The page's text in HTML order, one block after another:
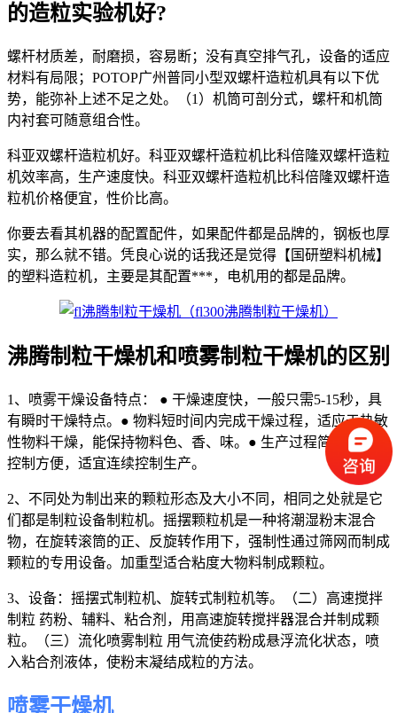
的造粒实验机好?
螺杆材质差，耐磨损，容易断；没有真空排气孔，设备的适应
材料有局限；POTOP广州普同小型双螺杆造粒机具有以下优
势，能弥补上述不足之处。（1）机筒可剖分式，螺杆和机筒
内衬套可随意组合性。
科亚双螺杆造粒机好。科亚双螺杆造粒机比科倍隆双螺杆造粒
机效率高，生产速度快。科亚双螺杆造粒机比科倍隆双螺杆造
粒机价格便宜，性价比高。
你要去看其机器的配置配件，如果配件都是品牌的，钢板也厚
实，那么就不错。凭良心说的话我还是觉得【国研塑料机械】
的塑料造粒机，主要是其配置***，电机用的都是品牌。
沸腾制粒干燥机和喷雾制粒干燥机的区别
1、喷雾干燥设备特点： ● 干燥速度快，一般只需5-15秒，具
有瞬时干燥特点。● 物料短时间内完成干燥过程，适应于热敏
性物料干燥，能保持物料色、香、味。● 生产过程简化，操作
控制方便，适宜连续控制生产。
2、不同处为制出来的颗粒形态及大小不同，相同之处就是它
们都是制粒设备制粒机。摇摆颗粒机是一种将潮湿粉末混合
物，在旋转滚筒的正、反旋转作用下，强制性通过筛网而制成
颗粒的专用设备。加重型适合粘度大物料制成颗粒。
3、设备：摇摆式制粒机、旋转式制粒机等。（二）高速搅拌
制粒 药粉、辅料、粘合剂，用高速旋转搅拌器混合并制成颗
粒。（三）流化喷雾制粒 用气流使药粉成悬浮流化状态，喷
入粘合剂液体，使粉末凝结成粒的方法。
喷雾干燥机